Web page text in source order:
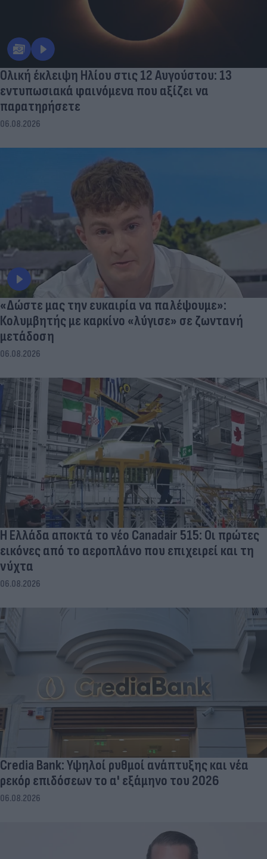
Ολική έκλειψη Ηλίου στις 12 Αυγούστου: 13
εντυπωσιακά φαινόμενα που αξίζει να
παρατηρήσετε
06.08.2026
«Δώστε μας την ευκαιρία να παλέψουμε»:
Κολυμβητής με καρκίνο «λύγισε» σε ζωντανή
μετάδοση
06.08.2026
Η Ελλάδα αποκτά το νέο Canadair 515: Οι πρώτες
εικόνες από το αεροπλάνο που επιχειρεί και τη
νύχτα
06.08.2026
Credia Bank: Υψηλοί ρυθμοί ανάπτυξης και νέα
ρεκόρ επιδόσεων το α' εξάμηνο του 2026
06.08.2026